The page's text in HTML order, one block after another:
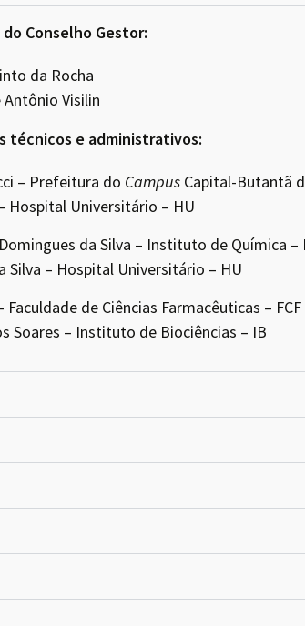
Conselho Gestor:
da Rocha
Visilin
técnicos e administrativos:
– Prefeitura do Campus Capital-Butantã
Hospital Universitário – HU
da Silva – Instituto de Química –
Silva – Hospital Universitário – HU
de Ciências Farmacêuticas – FCF
Soares – Instituto de Biociências – IB